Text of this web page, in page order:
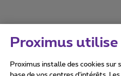
Proximus utilise
Proximus installe des cookies